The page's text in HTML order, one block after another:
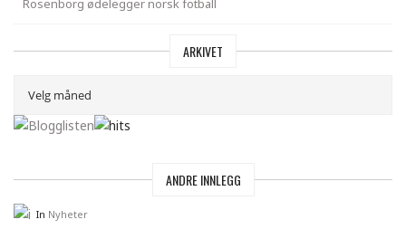
Rosenborg ødelegger norsk fotball
ARKIVET
ANDRE INNLEGG
In Nyheter